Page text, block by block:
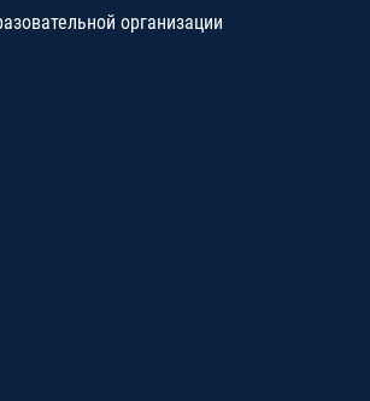
организации